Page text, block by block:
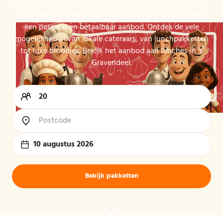
een passend en betaalbaar aanbod. Ontdek de vele
mogelijkheden van lokale cateraars, van lunchpakketten
tot luxe broodjes. Bekijk het aanbod aan lunches in 's
Gravendeel.
10 augustus 2026
Bekijk pakketten